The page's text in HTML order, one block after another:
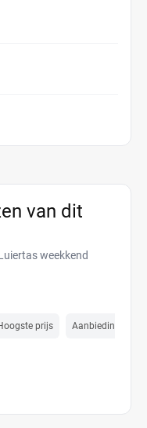
van dit
weekkend
prijs Aanbiedings prijs